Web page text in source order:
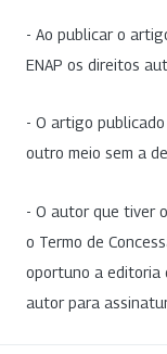
- Ao publicar o
ENAP os direitos
- O artigo
outro meio sem a
- O autor que tiver
o Termo de
oportuno a editoria
autor para